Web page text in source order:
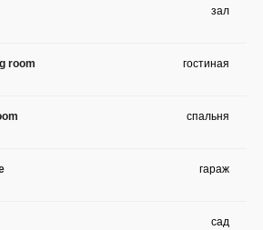
зал
room гостиная
спальня
гараж
сад